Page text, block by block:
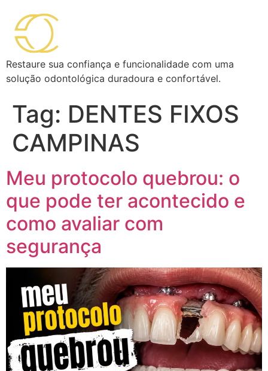
Restaure sua confiança e funcionalidade com uma
solução odontológica duradoura e confortável.
Tag: DENTES FIXOS
CAMPINAS
Meu protocolo quebrou: o
que pode ter acontecido e
como avaliar com
segurança